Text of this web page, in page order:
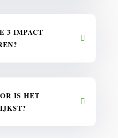
3 IMPACT
IS HET